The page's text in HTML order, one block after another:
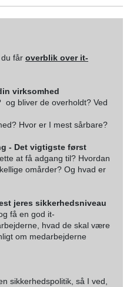
får overblik over it-
virksomhed
og bliver de overholdt? Ved
Hvor er I mest sårbare?
- Det vigtigste først
at få adgang til? Hvordan
omårder? Og hvad er
jeres sikkerhedsniveau
få en god it-
hvad de skal være
om medarbejderne
sikkerhedspolitik, så I ved,